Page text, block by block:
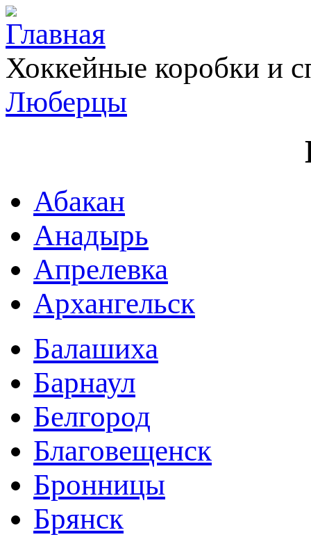
Хоккейные коробки и
Люберцы
Абакан
Анадырь
Апрелевка
Архангельск
Балашиха
Барнаул
Белгород
Благовещенск
Бронницы
Брянск